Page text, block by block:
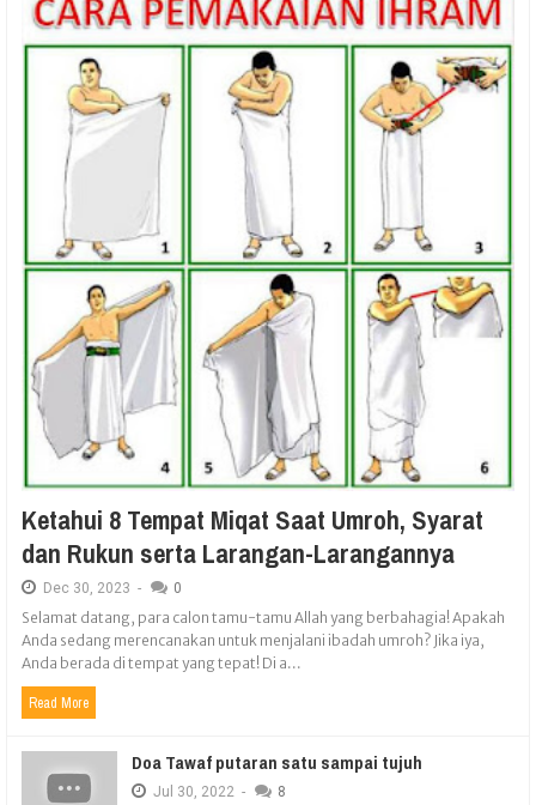
Ketahui 8 Tempat Miqat Saat Umroh, Syarat
dan Rukun serta Larangan-Larangannya
Dec 30, 2023 - 0
Selamat datang, para calon tamu-tamu Allah yang berbahagia! Apakah
Anda sedang merencanakan untuk menjalani ibadah umroh? Jika iya,
Anda berada di tempat yang tepat! Di a...
Read More
Doa Tawaf putaran satu sampai tujuh
Jul 30, 2022 - 8